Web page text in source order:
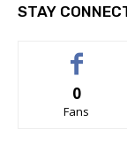
STAY
0
Fans